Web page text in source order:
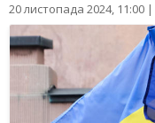
20 листопада 2024, 11:00 |